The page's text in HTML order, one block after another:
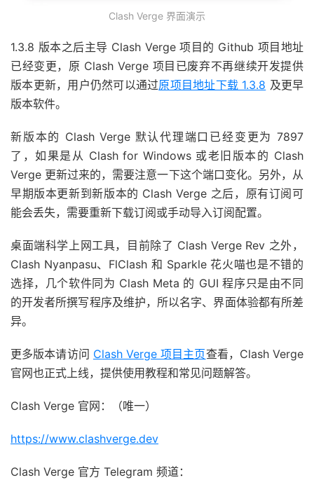
Clash Verge 界面演示
1.3.8 版本之后主导 Clash Verge 项目的 Github 项目地址
已经变更，原 Clash Verge 项目已废弃不再继续开发提供
版本更新，用户仍然可以通过原项目地址下载 1.3.8 及更早
版本软件。
新版本的 Clash Verge 默认代理端口已经变更为 7897
了，如果是从 Clash for Windows 或老旧版本的 Clash
Verge 更新过来的，需要注意一下这个端口变化。另外，从
早期版本更新到新版本的 Clash Verge 之后，原有订阅可
能会丢失，需要重新下载订阅或手动导入订阅配置。
桌面端科学上网工具，目前除了 Clash Verge Rev 之外，
Clash Nyanpasu、FlClash 和 Sparkle 花火喵也是不错的
选择，几个软件同为 Clash Meta 的 GUI 程序只是由不同
的开发者所撰写程序及维护，所以名字、界面体验都有所差
异。
更多版本请访问 Clash Verge 项目主页查看，Clash Verge
官网也正式上线，提供使用教程和常见问题解答。
Clash Verge 官网：（唯一）
https://www.clashverge.dev
Clash Verge 官方 Telegram 频道：